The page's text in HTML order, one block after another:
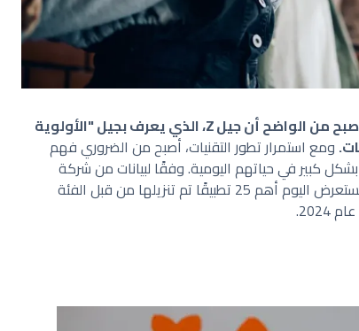
مع تزايد استخدام الهواتف الذكية عالميًا، أصبح من الواضح أن جيل Z، الذي يعرف بجيل "الأولوية
ومع استمرار تطور التقنيات، أصبح من الضروري فهم
كبير في حياتهم اليومية. وفقًا لبيانات من شركة
المتخصصة في تحليل التطبيقات، سنستعرض اليوم أهم 25 تطبيقًا تم تنزيلها من قبل الفئة